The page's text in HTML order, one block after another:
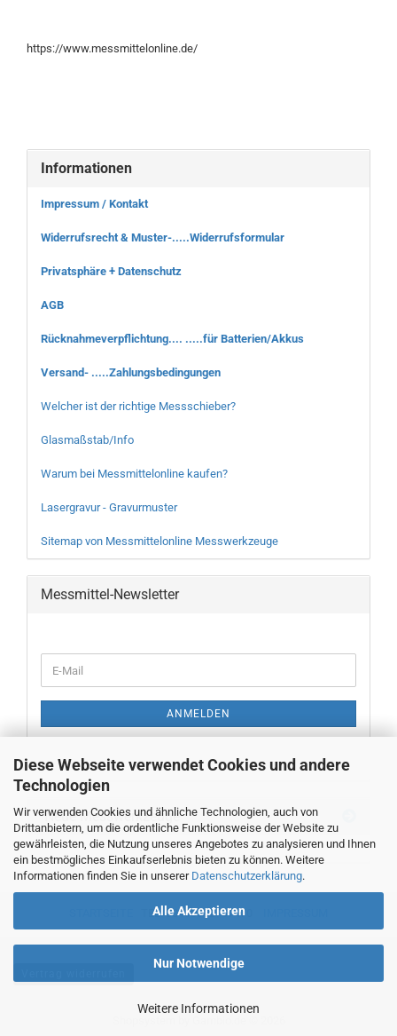
Diese Webseite verwendet Cookies und andere
Technologien
Wir verwenden Cookies und ähnliche Technologien, auch von
Drittanbietern, um die ordentliche Funktionsweise der Website zu
gewährleisten, die Nutzung unseres Angebotes zu analysieren und Ihnen
ein bestmögliches Einkaufserlebnis bieten zu können. Weitere
Informationen finden Sie in unserer Datenschutzerklärung.
Alle Akzeptieren
Nur Notwendige
Weitere Informationen
https://www.messmittelonline.de/
Informationen
Impressum / Kontakt
Widerrufsrecht & Muster-.....Widerrufsformular
Privatsphäre + Datenschutz
AGB
Rücknahmeverpflichtung.... .....für Batterien/Akkus
Versand- .....Zahlungsbedingungen
Welcher ist der richtige Messschieber?
Glasmaßstab/Info
Warum bei Messmittelonline kaufen?
Lasergravur - Gravurmuster
Sitemap von Messmittelonline Messwerkzeuge
Messmittel-Newsletter
ZUR
E-
Mail
ANMELDEN
Neue Messwerkzeuge
TEL. 00493382707470